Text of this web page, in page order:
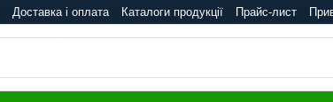
Доставка і оплата Каталоги продукції Прайс-лист